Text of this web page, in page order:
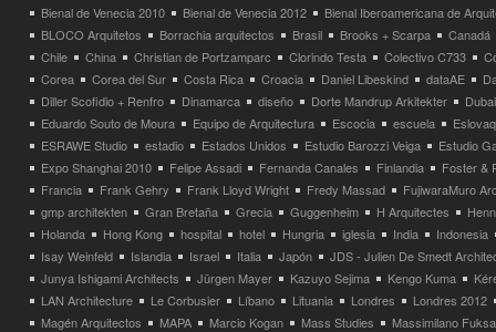
Bienal de Venecia 2010
Bienal de Venecia 2012
Bienal Iberoamericana de
BLOCO Arquitetos
Borrachia arquitectos Brasil Brooks + Scarpa
Canadá
Chile
China Christian de Portzamparc Clorindo Testa Colectivo C733
Corea
Corea del Sur Costa Rica Croacia Daniel Libeskind dataAE
Diller Scofidio + Renfro
Dinamarca diseño Dorte Mandrup Arkitekter
Dubai
Eduardo Souto de Moura
Equipo de Arquitectura Escocia escuela
ESRAWE Studio
estadio Estados Unidos Estudio Barozzi Veiga
Estudio
Expo Shanghai 2010
Felipe Assadi Fernanda Canales Finlandia
Foster &
Francia
Frank Gehry Frank Lloyd Wright Fredy Massad
FujiwaraMuro
gmp architekten
Gran Bretaña Grecia Guggenheim H Arquitectes
Holanda
Hong Kong hospital hotel Hungria iglesia India
Indonesia
Isay Weinfeld
Islandia Israel Italia Japón
JDS - Julien De Smedt
Junya Ishigami Architects
Jürgen Mayer Kazuyo Sejima Kengo Kuma
LAN Architecture
Le Corbusier Líbano Lituania Londres
Londres 2012
Magén Arquitectos
MAPA Marcio Kogan Mass Studies
Massimilano